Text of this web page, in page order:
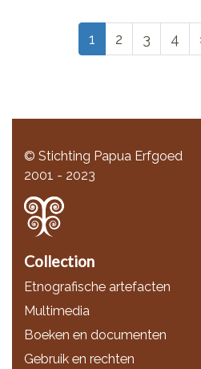
Paginering
Huidige
pagina
1 Page
2 Page
3 4
© Stichting Papua Erfgoed
2001 - 2023
Collection
Etnografische artefacten
Multimedia
Boeken en documenten
Gebruik en rechten